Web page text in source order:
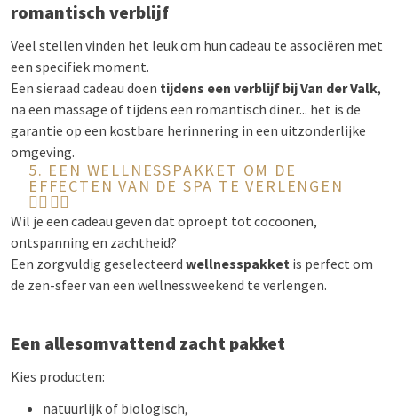
romantisch verblijf
Veel stellen vinden het leuk om hun cadeau te associëren met
een specifiek moment.
Een sieraad cadeau doen tijdens een verblijf bij Van der Valk,
na een massage of tijdens een romantisch diner... het is de
garantie op een kostbare herinnering in een uitzonderlijke
omgeving.
5. EEN WELLNESSPAKKET OM DE
EFFECTEN VAN DE SPA TE VERLENGEN
🧖‍♀️🧖‍♂️
Wil je een cadeau geven dat oproept tot cocoonen,
ontspanning en zachtheid?
Een zorgvuldig geselecteerd wellnesspakket is perfect om
de zen-sfeer van een wellnessweekend te verlengen.
Een allesomvattend zacht pakket
Kies producten:
natuurlijk of biologisch,